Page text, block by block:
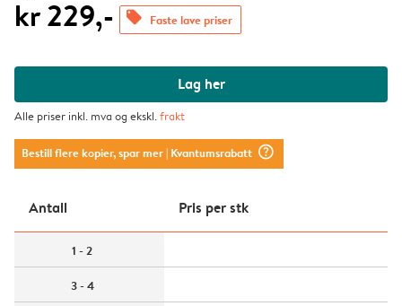
kr 229,- offers Faste lave priser
Lag her
Alle priser inkl. mva og ekskl.frakt
Bestill flere kopier, spar mer| Kvantumsrabatt question_mark_circle
Antall Pris per stk
1 - 2
3 - 4